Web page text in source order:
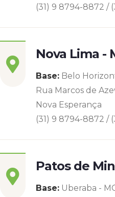
(31) 9 8794-8872 /
Nova Lima -
Base: Belo
Rua Marcos de
Nova Esperança
(31) 9 8794-8872 /
Patos de
Base: Uberaba -